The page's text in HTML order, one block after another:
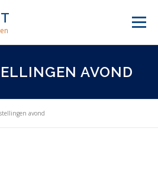
Menu
FAMILIE OPSTELLINGEN
MEDITATIE
AVOND
avond